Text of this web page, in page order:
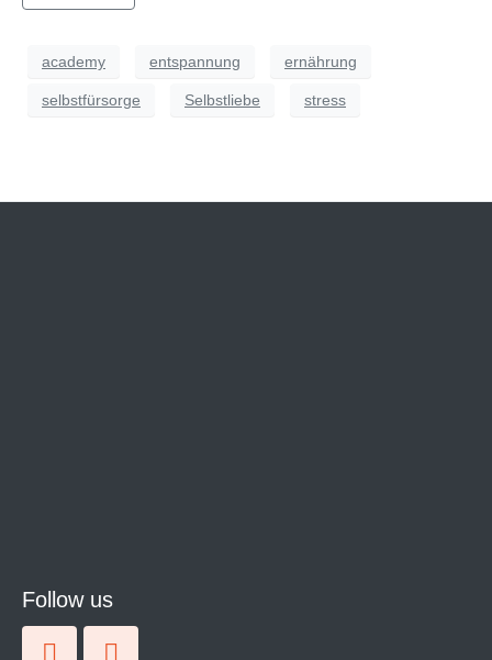
academy entspannung ernährung
selbstfürsorge Selbstliebe stress
Follow us